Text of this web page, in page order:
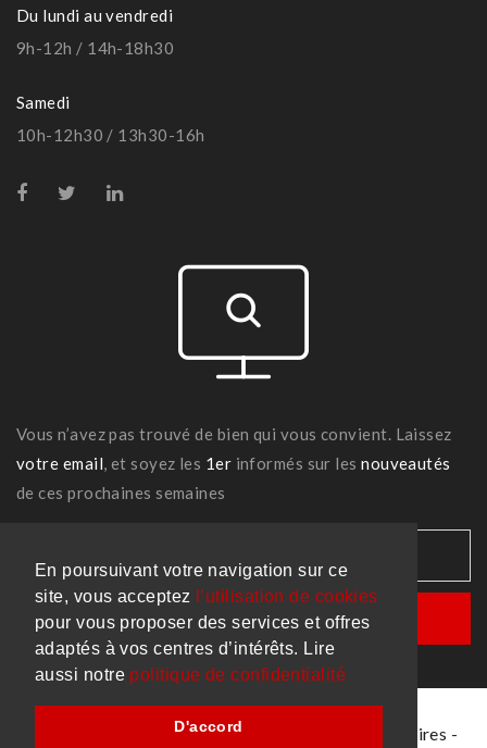
En poursuivant votre navigation sur ce
site, vous acceptez
l’utilisation de cookies
pour vous proposer des services et offres
adaptés à vos centres d’intérêts. Lire
aussi notre politique de confidentialité
D'accord
Du lundi au vendredi
9h-12h / 14h-18h30
Samedi
10h-12h30 / 13h30-16h
Vous n’avez pas trouvé de bien qui vous convient. Laissez
votre email, et soyez les 1er informés sur lesnouveautés
de ces prochaines semaines
Remixweb Honoraires -